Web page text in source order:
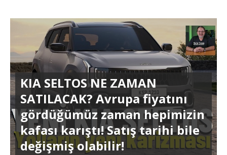
KIA SELTOS NE ZAMAN
SATILACAK? Avrupa fiyatını
gördüğümüz zaman hepimizin
kafası karıştı! Satış tarihi bile
değişmiş olabilir!